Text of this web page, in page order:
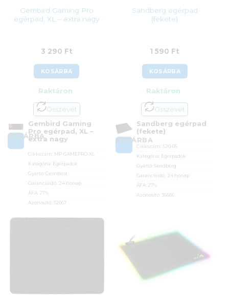
Gembird Gaming Pro
egérpad, XL – extra nagy
3 290 Ft
KOSÁRBA
Raktáron
Összevet
KOSÁRBA
Gembird Gaming
Pro egérpad, XL –
extra nagy
Cikkszám: MP-GAMEPRO-XL
Kategória: Egérpadok
Gyártó:Gembird
Garanciaidő: 24 hónap
ÁFA: 27%
Azonosító: 32067
3 290Ft
Sandberg egérpad
(fekete)
1 590 Ft
KOSÁRBA
Raktáron
Összevet
KOSÁRBA
Sandberg egérpad
(fekete)
Cikkszám: 520-05
Kategória: Egérpadok
Gyártó: Sandberg
Garanciaidő: 24 hónap
ÁFA: 27%
Azonosító: 36666